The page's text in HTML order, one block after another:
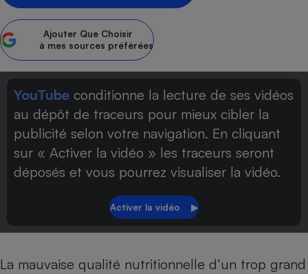
Ajouter Que Choisir
à mes sources préférées
YouTube conditionne la lecture de ses vidéos
au dépôt de traceurs pour mieux cibler la
publicité selon votre navigation. En cliquant
sur « Activer la vidéo » les traceurs seront
déposés et vous pourrez visualiser la vidéo.
La mauvaise qualité nutritionnelle d’un trop grand
bouteille
Banque
Lave-linge
Téléviseur
Matelas
Antimoustique